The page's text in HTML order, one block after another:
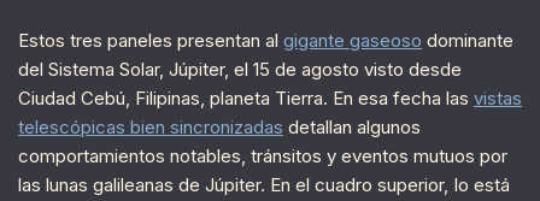
Estos tres paneles presentan al gigante gaseoso dominante
del Sistema Solar, Júpiter, el 15 de agosto visto desde
Ciudad Cebú, Filipinas, planeta Tierra. En esa fecha las vistas
telescópicas bien sincronizadas detallan algunos
comportamientos notables, tránsitos y eventos mutuos por
las lunas galileanas de Júpiter. En el cuadro superior, Io está